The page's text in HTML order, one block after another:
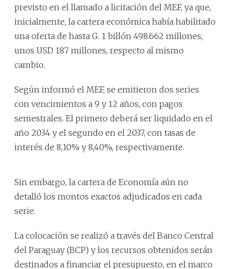
previsto en el llamado a licitación del MEF, ya que,
inicialmente, la cartera económica había habilitado
una oferta de hasta G. 1 billón 498.662 millones,
unos USD 187 millones, respecto al mismo
cambio.
Según informó el MEF, se emitieron dos series
con vencimientos a 9 y 12 años, con pagos
semestrales. El primero deberá ser liquidado en el
año 2034 y el segundo en el 2037, con tasas de
interés de 8,10% y 8,40%, respectivamente.
Sin embargo, la cartera de Economía aún no
detalló los montos exactos adjudicados en cada
serie.
La colocación se realizó a través del Banco Central
del Paraguay (BCP) y los recursos obtenidos serán
destinados a financiar el presupuesto, en el marco